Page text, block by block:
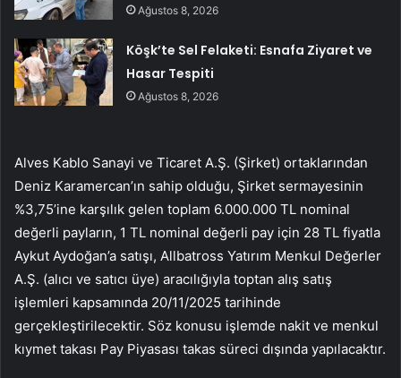
Ağustos 8, 2026
Köşk’te Sel Felaketi: Esnafa Ziyaret ve
Hasar Tespiti
Ağustos 8, 2026
Alves Kablo Sanayi ve Ticaret A.Ş. (Şirket) ortaklarından
Deniz Karamercan’ın sahip olduğu, Şirket sermayesinin
%3,75’ine karşılık gelen toplam 6.000.000 TL nominal
değerli payların, 1 TL nominal değerli pay için 28 TL fiyatla
Aykut Aydoğan’a satışı, Allbatross Yatırım Menkul Değerler
A.Ş. (alıcı ve satıcı üye) aracılığıyla toptan alış satış
işlemleri kapsamında 20/11/2025 tarihinde
gerçekleştirilecektir. Söz konusu işlemde nakit ve menkul
kıymet takası Pay Piyasası takas süreci dışında yapılacaktır.